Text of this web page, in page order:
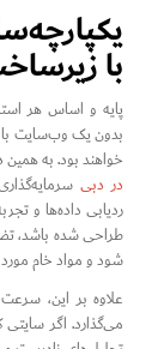
با
پایه و اساس هر
بدون یک وب‌سایت
خواهند بود. به
در دبی
ردیابی داده‌ها و
طراحی شده باشد،
شود و مواد خام مورد
علاوه بر این،
می‌گذارد. اگر